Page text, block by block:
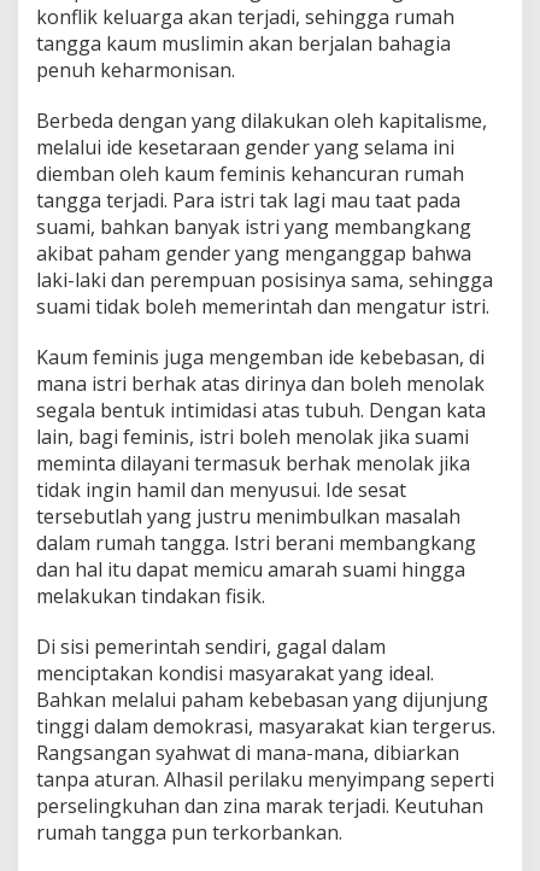
konflik keluarga akan terjadi, sehingga rumah
tangga kaum muslimin akan berjalan bahagia
penuh keharmonisan.
Berbeda dengan yang dilakukan oleh kapitalisme,
melalui ide kesetaraan gender yang selama ini
diemban oleh kaum feminis kehancuran rumah
tangga terjadi. Para istri tak lagi mau taat pada
suami, bahkan banyak istri yang membangkang
akibat paham gender yang menganggap bahwa
laki-laki dan perempuan posisinya sama, sehingga
suami tidak boleh memerintah dan mengatur istri.
Kaum feminis juga mengemban ide kebebasan, di
mana istri berhak atas dirinya dan boleh menolak
segala bentuk intimidasi atas tubuh. Dengan kata
lain, bagi feminis, istri boleh menolak jika suami
meminta dilayani termasuk berhak menolak jika
tidak ingin hamil dan menyusui. Ide sesat
tersebutlah yang justru menimbulkan masalah
dalam rumah tangga. Istri berani membangkang
dan hal itu dapat memicu amarah suami hingga
melakukan tindakan fisik.
Di sisi pemerintah sendiri, gagal dalam
menciptakan kondisi masyarakat yang ideal.
Bahkan melalui paham kebebasan yang dijunjung
tinggi dalam demokrasi, masyarakat kian tergerus.
Rangsangan syahwat di mana-mana, dibiarkan
tanpa aturan. Alhasil perilaku menyimpang seperti
perselingkuhan dan zina marak terjadi. Keutuhan
rumah tangga pun terkorbankan.